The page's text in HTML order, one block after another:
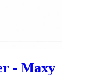
- Maxy